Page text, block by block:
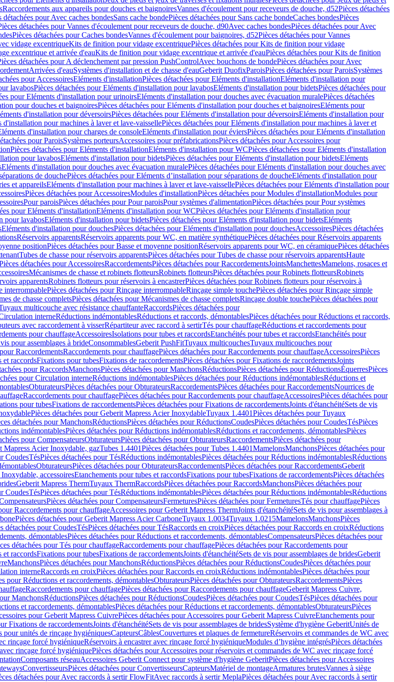
Raccordements aux appareils pour douches et baignoiresVannes d'écoulement pour receveurs de douche, d52Pièces détachées
détachées pour Avec caches bondesSans cache bondePièces détachées pour Sans cache bondeCaches bondesPièces
détachées pour Vannes d'écoulement pour receveurs de douche, d90Avec caches bondesPièces détachées pour Avec
Pièces détachées pour Caches bondesVannes d'écoulement pour baignoires, d52Pièces détachées pour Vannes
vidage excentriqueKits de finition pour vidage excentriquePièces détachées pour Kits de finition pour vidage
excentrique et arrivée d'eauKits de finition pour vidage excentrique et arrivée d'eauPièces détachées pour Kits de finition
détachées pour A déclenchement par pression PushControlAvec bouchons de bondePièces détachées pour Avec
Arrivées d'eauSystèmes d'installation et de chasse d'eauGeberit DuofixParoisPièces détachées pour ParoisSystèmes
pour AccessoiresEléments d'installationPièces détachées pour Eléments d'installationEléments d'installation pour
lavabosPièces détachées pour Eléments d'installation pour lavabosEléments d'installation pour bidetsPièces détachées pour
pour Eléments d'installation pour urinoirsEléments d'installation pour douches avec évacuation muralePièces détachées
pour douches et baignoiresPièces détachées pour Eléments d'installation pour douches et baignoiresEléments pour
d'installation pour déversoirsPièces détachées pour Eléments d'installation pour déversoirsEléments d'installation pour
d'installation pour machines à laver et lave-vaissellePièces détachées pour Eléments d'installation pour machines à laver et
d'installation pour charges de consoleEléments d'installation pour éviersPièces détachées pour Eléments d'installation
pour ParoisSystèmes porteursAccessoires pour préfabricationsPièces détachées pour Accessoires pour
Pièces détachées pour Eléments d'installationEléments d'installation pour WCPièces détachées pour Eléments d'installation
pour lavabosEléments d'installation pour bidetsPièces détachées pour Eléments d'installation pour bidetsEléments
Eléments d'installation pour douches avec évacuation muralePièces détachées pour Eléments d'installation pour douches avec
de douchePièces détachées pour Eléments d’installation pour séparations de doucheEléments d'installation pour
et appareilsEléments d'installation pour machines à laver et lave-vaissellePièces détachées pour Eléments d'installation pour
Pièces détachées pour AccessoiresModules d'installationPièces détachées pour Modules d'installationModules pour
Pour paroisPièces détachées pour Pour paroisPour systèmes d'alimentationPièces détachées pour Pour systèmes
pour Eléments d'installationEléments d'installation pour WCPièces détachées pour Eléments d'installation pour
pour lavabosEléments d'installation pour bidetsPièces détachées pour Eléments d'installation pour bidetsEléments
Eléments d'installation pour douchesPièces détachées pour Eléments d'installation pour douchesAccessoiresPièces détachées
Réservoirs apparentsRéservoirs apparents pour WC, en matière synthétiquePièces détachées pour Réservoirs apparents
positionPièces détachées pour Basse et moyenne positionRéservoirs apparents pour WC, en céramiquePièces détachées
Tubes de chasse pour réservoirs apparentsPièces détachées pour Tubes de chasse pour réservoirs apparentsHaute
détachées pour AccessoiresRaccordementsPièces détachées pour RaccordementsJointsManchettesMamelons, rosaces et
Mécanismes de chasse et robinets flotteursRobinets flotteursPièces détachées pour Robinets flotteursRobinets
apparentsRobinets flotteurs pour réservoirs à encastrerPièces détachées pour Robinets flotteurs pour réservoirs à
interrompablePièces détachées pour Rinçage interrompableRinçage simple touchePièces détachées pour Rinçage simple
de chasse completsPièces détachées pour Mécanismes de chasse completsRinçage double touchePièces détachées pour
multicouche avec résistance chauffanteRaccordsPièces détachées pour
interneRéductions indémontablesRéductions et raccords, démontablesPièces détachées pour Réductions et raccords,
avec raccordement à visserRépartiteur avec raccord à sertirTés pour chauffageRéductions et raccordements pour
pour chauffageAccessoiresIsolations pour tubes et raccordsEtanchéités pour tubes et raccordsEtanchéités pour
pour assemblages à brideConsommablesGeberit PushFitTuyaux multicouchesTuyaux multicouches pour
RaccordementsRaccordements pour chauffagePièces détachées pour Raccordements pour chauffageAccessoiresPièces
et raccordsFixations pour tubesFixations de raccordementsPièces détachées pour Fixations de raccordementsJoints
pour RaccordsManchonsPièces détachées pour ManchonsRéductionsPièces détachées pour RéductionsÉquerresPièces
pour Circulation interneRéductions indémontablesPièces détachées pour Réductions indémontablesRéductions et
ObturateursPièces détachées pour ObturateursRaccordementsPièces détachées pour RaccordementsNourrices de
Raccordements pour chauffagePièces détachées pour Raccordements pour chauffageAccessoiresPièces détachées pour
pour tubesFixations de raccordementsPièces détachées pour Fixations de raccordementsJoints d'étanchéitéSets de vis
Pièces détachées pour Geberit Mapress Acier InoxydableTuyaux 1.4401Pièces détachées pour Tuyaux
détachées pour ManchonsRéductionsPièces détachées pour RéductionsCoudesPièces détachées pour CoudesTésPièces
indémontablesPièces détachées pour Réductions indémontablesRéductions et raccordements, démontablesPièces
pour CompensateursObturateursPièces détachées pour ObturateursRaccordementsPièces détachées pour
Mapress Acier Inoxydable, gazTubes 1.4401Pièces détachées pour Tubes 1.4401MamelonsManchonsPièces détachées pour
CoudesTésPièces détachées pour TésRéductions indémontablesPièces détachées pour Réductions indémontablesRéductions
ObturateursPièces détachées pour ObturateursRaccordementsPièces détachées pour RaccordementsGeberit
accessoiresEtanchements pour tubes et raccordsFixations pour tubesFixations de raccordementsPièces détachées
Geberit Mapress ThermTuyaux ThermRaccordsPièces détachées pour RaccordsManchonsPièces détachées pour
CoudesTésPièces détachées pour TésRéductions indémontablesPièces détachées pour Réductions indémontablesRéductions
Pièces détachées pour CompensateursFermeturesPièces détachées pour FermeturesTés pour chauffagePièces
Raccordements pour chauffageAccessoires pour Geberit Mapress ThermJoints d'étanchéitéSets de vis pour assemblages à
Pièces détachées pour Geberit Mapress Acier CarboneTuyaux 1.0034Tuyaux 1.0215MamelonsManchonsPièces
détachées pour CoudesTésPièces détachées pour TésRaccords en croixPièces détachées pour Raccords en croixRéductions
démontablesPièces détachées pour Réductions et raccordements, démontablesCompensateursPièces détachées pour
détachées pour Tés pour chauffageRaccordements pour chauffagePièces détachées pour Raccordements pour
et raccordsFixations pour tubesFixations de raccordementsJoints d'étanchéitéSets de vis pour assemblages de bridesGeberit
ManchonsPièces détachées pour ManchonsRéductionsPièces détachées pour RéductionsCoudesPièces détachées pour
interneRaccords en croixPièces détachées pour Raccords en croixRéductions indémontablesPièces détachées pour
pour Réductions et raccordements, démontablesObturateursPièces détachées pour ObturateursRaccordementsPièces
Raccordements pour chauffagePièces détachées pour Raccordements pour chauffageGeberit Mapress Cuivre,
ManchonsRéductionsPièces détachées pour RéductionsCoudesPièces détachées pour CoudesTésPièces détachées pour
et raccordements, démontablesPièces détachées pour Réductions et raccordements, démontablesObturateursPièces
pour Geberit Mapress CuivrePièces détachées pour Accessoires pour Geberit Mapress CuivreEtanchements pour
Fixations de raccordementsJoints d'étanchéitéSets de vis pour assemblages de bridesSystème d'hygiène GeberitUnités de
pour unités de rinçage hygiéniquesCapteursCâblesCouvertures et plaques de fermetureRéservoirs et commandes de WC avec
rinçage forcé hygiéniqueRéservoirs à encastrer avec rinçage forcé hygiéniqueModules d’hygiène intégrésPièces détachées
rinçage forcé hygiéniquePièces détachées pour Accessoires pour réservoirs et commandes de WC avec rinçage forcé
Composants réseauAccessoires Geberit Connect pour système d'hygiène GeberitPièces détachées pour Accessoires
ConvertisseursPièces détachées pour ConvertisseursCapteursMatériel de montageArmatures brutesVannes à siège
détachées pour Avec raccords à sertir FlowFitAvec raccords à sertir MeplaPièces détachées pour Avec raccords à sertir